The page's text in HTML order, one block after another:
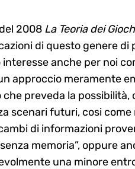
2008 La Teoria dei
di questo genere di
anche per noi
approccio meramente
preveda la possibilità,
scenari futuri, cosi come
di informazioni
memoria”, oppure
una minore